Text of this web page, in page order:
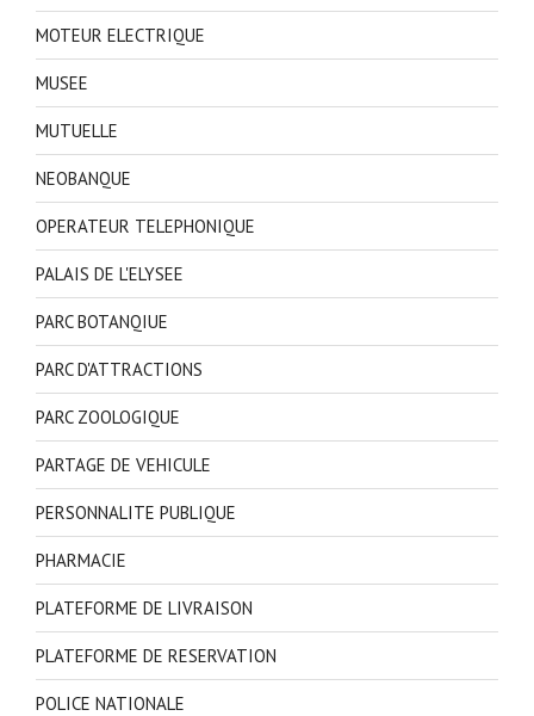
MOTEUR ELECTRIQUE
MUSEE
MUTUELLE
NEOBANQUE
OPERATEUR TELEPHONIQUE
PALAIS DE L'ELYSEE
PARC BOTANQIUE
PARC D'ATTRACTIONS
PARC ZOOLOGIQUE
PARTAGE DE VEHICULE
PERSONNALITE PUBLIQUE
PHARMACIE
PLATEFORME DE LIVRAISON
PLATEFORME DE RESERVATION
POLICE NATIONALE